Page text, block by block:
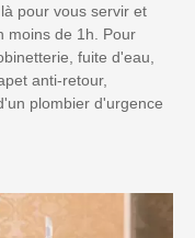
pour vous servir et
moins de 1h. Pour
fuite d'eau,
anti-retour,
plombier d'urgence